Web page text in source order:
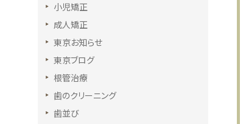
小児矯正
成人矯正
東京お知らせ
東京ブログ
根管治療
歯のクリーニング
歯並び